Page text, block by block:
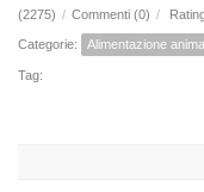
(2275) / Commenti (0) /
Categorie: Alimentazione
Tag: